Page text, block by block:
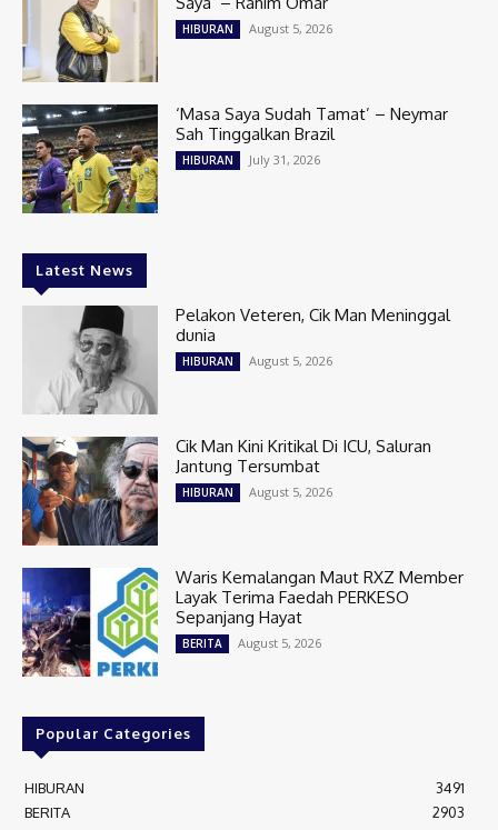
HIBURAN August 5, 2026
‘Masa Saya Sudah Tamat’ – Neymar
Sah Tinggalkan Brazil
HIBURAN July 31, 2026
Latest News
Pelakon Veteren, Cik Man Meninggal
dunia
HIBURAN August 5, 2026
Cik Man Kini Kritikal Di ICU, Saluran
Jantung Tersumbat
HIBURAN August 5, 2026
Waris Kemalangan Maut RXZ Member
Layak Terima Faedah PERKESO
Sepanjang Hayat
BERITA August 5, 2026
Popular Categories
HIBURAN
3491
BERITA
2903